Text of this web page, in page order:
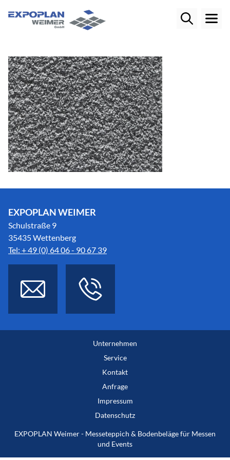
EXPOPLAN WEIMER
Schulstraße 9
35435 Wettenberg
Tel: + 49 (0) 64 06 - 90 67 39
Unternehmen
Service
Kontakt
Anfrage
Impressum
Datenschutz
EXPOPLAN Weimer - Messeteppich & Bodenbeläge für Messen
und Events